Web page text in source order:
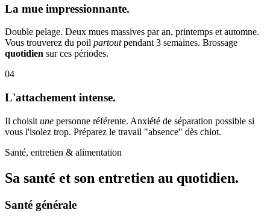
La mue impressionnante.
Double pelage. Deux mues massives par an, printemps et automne.
Vous trouverez du poil partoutpendant 3 semaines. Brossage
quotidien sur ces périodes.
04
L'attachement intense.
Il choisit une personne référente. Anxiété de séparation possible si
vous l'isolez trop. Préparez le travail "absence" dès chiot.
Santé, entretien & alimentation
Sa santé et son entretien au quotidien.
Santé générale